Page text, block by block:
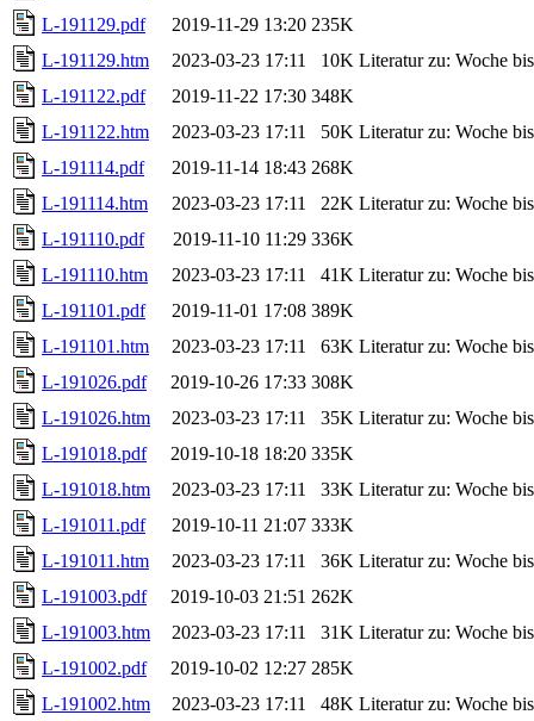
L-191129.pdf
2019-11-29 13:20 235K
L-191129.htm
2023-03-23 17:11 10K Literatur zu: Woche
L-191122.pdf
2019-11-22 17:30 348K
L-191122.htm
2023-03-23 17:11 50K Literatur zu: Woche
L-191114.pdf
2019-11-14 18:43 268K
L-191114.htm
2023-03-23 17:11 22K Literatur zu: Woche
L-191110.pdf
2019-11-10 11:29 336K
L-191110.htm
2023-03-23 17:11 41K Literatur zu: Woche
L-191101.pdf
2019-11-01 17:08 389K
L-191101.htm
2023-03-23 17:11 63K Literatur zu: Woche
L-191026.pdf
2019-10-26 17:33 308K
L-191026.htm
2023-03-23 17:11 35K Literatur zu: Woche
L-191018.pdf
2019-10-18 18:20 335K
L-191018.htm
2023-03-23 17:11 33K Literatur zu: Woche
L-191011.pdf
2019-10-11 21:07 333K
L-191011.htm
2023-03-23 17:11 36K Literatur zu: Woche
L-191003.pdf
2019-10-03 21:51 262K
L-191003.htm
2023-03-23 17:11 31K Literatur zu: Woche
L-191002.pdf
2019-10-02 12:27 285K
L-191002.htm
2023-03-23 17:11 48K Literatur zu: Woche